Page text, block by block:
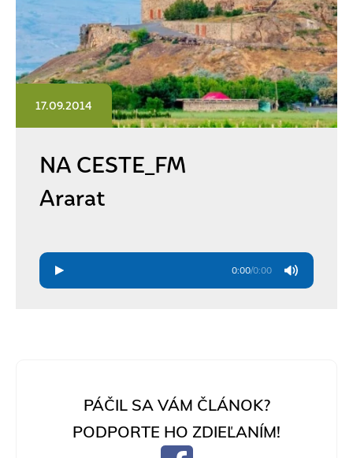
NA CESTE_FM
Ararat
0:00/0:00
17.09.2014
PÁČIL SA VÁM ČLÁNOK?
PODPORTE HO ZDIEĽANÍM!